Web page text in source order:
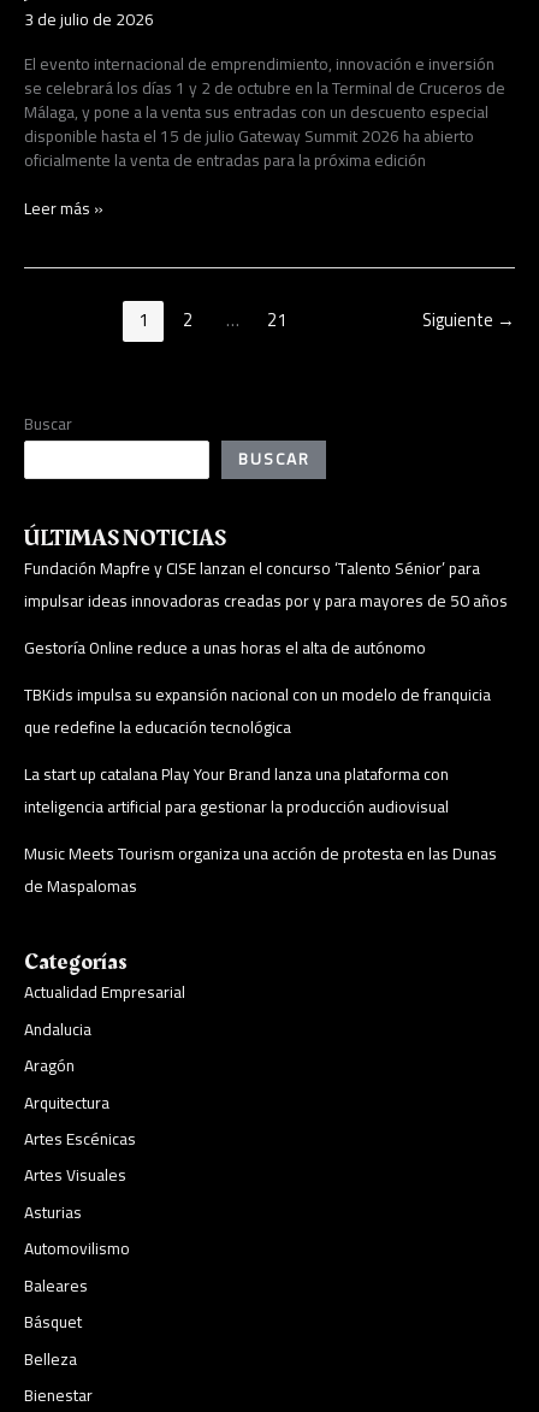
3 de julio de 2026
El evento internacional de emprendimiento, innovación e inversión
se celebrará los días 1 y 2 de octubre en la Terminal de Cruceros de
Málaga, y pone a la venta sus entradas con un descuento especial
disponible hasta el 15 de julio Gateway Summit 2026 ha abierto
oficialmente la venta de entradas para la próxima edición
de
julio
Leer más »
1 2 … 21 Siguiente →
Buscar
BUSCAR
ÚLTIMAS NOTICIAS
Fundación Mapfre y CISE lanzan el concurso ‘Talento Sénior’ para
impulsar ideas innovadoras creadas por y para mayores de 50 años
Gestoría Online reduce a unas horas el alta de autónomo
TBKids impulsa su expansión nacional con un modelo de franquicia
que redefine la educación tecnológica
La start up catalana Play Your Brand lanza una plataforma con
inteligencia artificial para gestionar la producción audiovisual
Music Meets Tourism organiza una acción de protesta en las Dunas
de Maspalomas
Categorías
Actualidad Empresarial
Andalucia
Aragón
Arquitectura
Artes Escénicas
Artes Visuales
Asturias
Automovilismo
Baleares
Básquet
Belleza
Bienestar